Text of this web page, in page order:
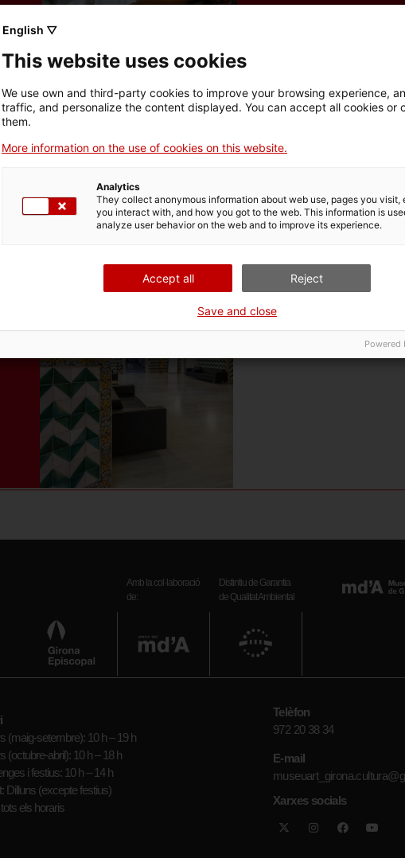
Amb la col·laboració
de:
Distintiu de Garantia
de Qualitat Ambiental
(maig-setembre): 10 h – 19 h
(octubre-abril): 10 h – 18 h
i festius: 10 h – 14 h
Dilluns (excepte festius)
els horaris
Telèfon
972 20 38 34
E-mail
Xarxes socials
English ▽
This website uses cookies
We use own and third-party cookies to improve your browsing experience,
traffic, and personalize the content displayed. You can accept all cookies or
them.
More information on the use of cookies on this website.
Analytics
They collect anonymous information about web use, pages you visit,
you interact with, and how you got to the web. This information is
analyze user behavior on the web and to improve its experience.
Accept all Reject
Save and close
Powered